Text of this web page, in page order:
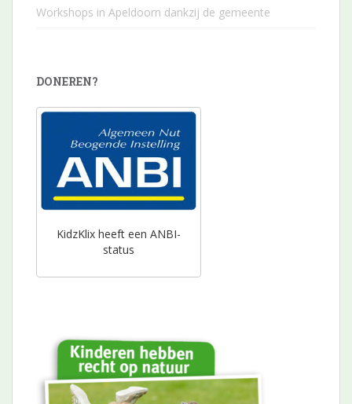
Workshops in Apeldoorn dankzij de gemeente
DONEREN?
KidzKlix heeft een ANBI-
status